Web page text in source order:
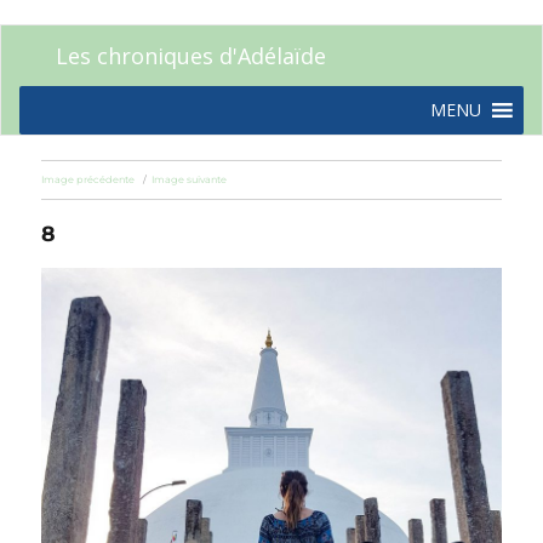
Les chroniques d'Adélaïde
MENU
Image précédente Image suivante
8